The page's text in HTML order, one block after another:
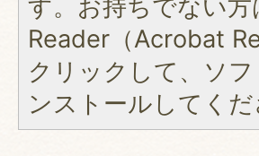
す。お持ちでない
Reader（Acrobat
クリックして、ソ
ンストールしてくだ